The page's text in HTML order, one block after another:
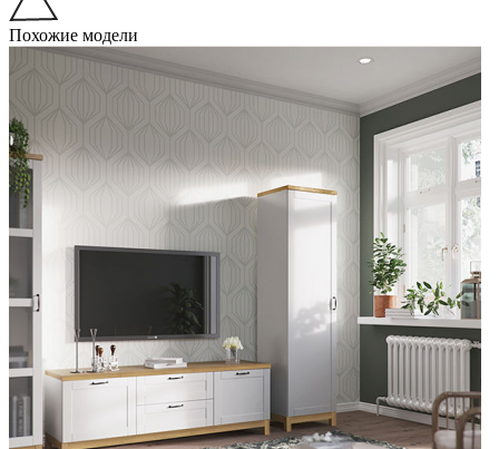
Похожие модели